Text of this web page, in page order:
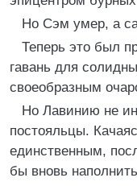
Но Сэм умер, а
Теперь это был
гавань для
своеобразным
Но Лавинию не
постояльцы.
единственным,
бы вновь